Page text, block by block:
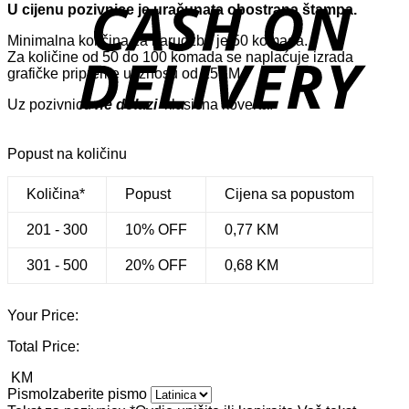
U cijenu pozivnice je uračunata obostrana štampa.
Minimalna količina za narudžbu je 50 komada.
Za količine od 50 do 100 komada se naplaćuje izrada
grafičke pripreme u iznosu od 15KM.
Uz pozivnicune dolaziklasična koverta.
Popust na količinu
Količina* Popust Cijena sa popustom
201 - 300 10% OFF 0,77 KM
301 - 500 20% OFF 0,68 KM
Your Price:
Total Price:
KM
Pismo Izaberite pismo